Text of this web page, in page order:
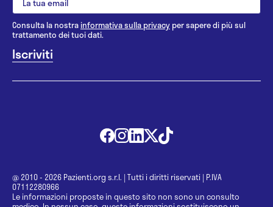
Consulta la nostrainformativa sulla privacy per sapere di più sul
trattamento dei tuoi dati.
@ 2010 - 2026 Pazienti.org s.r.l. | Tutti i diritti riservati | P.IVA
07112280966
Le informazioni proposte in questo sito non sono un consulto